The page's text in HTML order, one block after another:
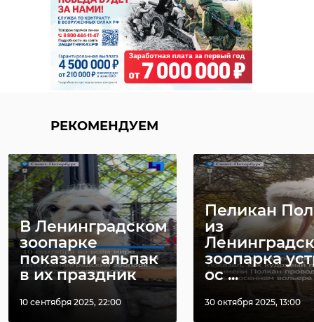
РЕКОМЕНДУЕМ
В Ленинградском
зоопарке
показали альпак
в их праздник
10 сентября 2025, 22:00
Пеликан
из
зоопарка
ос ...
30 октября 2025, 13:00